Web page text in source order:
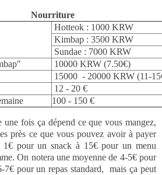
Nourriture
Hotteok : 1000 KRW
Kimbap : 3500 KRW
Sundae : 7000 KRW
10000 KRW (7.50€)
15000 - 20000 KRW (11-
12 - 20 €
100 - 150 €
fois ça dépend ce que vous mangez,
près ce que vous pouvez avoir à payer
1€ pour un snack à 15€ pour un menu
On notera une moyenne de 4-5€ pour
7€ pour un repas standard, mais ça peut